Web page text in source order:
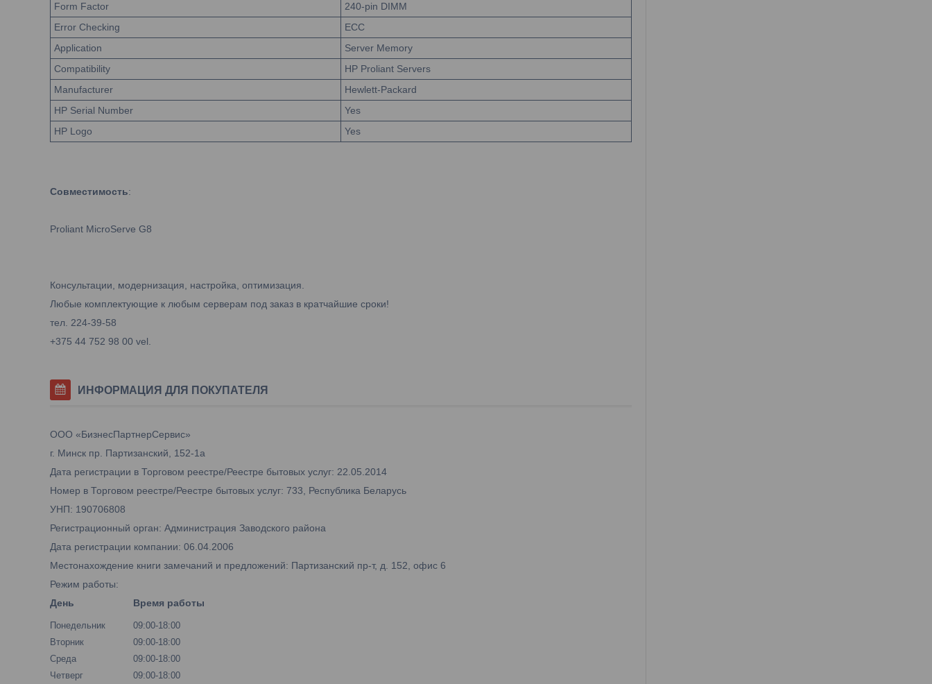
Form Factor
240-pin DIMM
Error Checking
ECC
Application
Server Memory
Compatibility
HP Proliant Servers
Manufacturer
Hewlett-Packard
HP Serial Number
Yes
HP Logo
Yes
Совместимость:
Proliant MicroServe G8
Консультации, модернизация, настройка, оптимизация.
Любые комплектующие к любым серверам под заказ в кратчайшие сроки!
тел. 224-39-58
+375 44 752 98 00 vel.
ИНФОРМАЦИЯ ДЛЯ ПОКУПАТЕЛЯ
ООО «БизнесПартнерСервис»
г. Минск пр. Партизанский, 152-1а
Дата регистрации в Торговом реестре/Реестре бытовых услуг: 22.05.2014
Номер в Торговом реестре/Реестре бытовых услуг: 733, Республика Беларусь
УНП: 190706808
Регистрационный орган: Администрация Заводского района
Дата регистрации компании: 06.04.2006
Местонахождение книги замечаний и предложений: Партизанский пр-т, д. 152, офис 6
Режим работы:
День
Время работы
Понедельник
09:00-18:00
Вторник
09:00-18:00
Среда
09:00-18:00
Четверг
09:00-18:00